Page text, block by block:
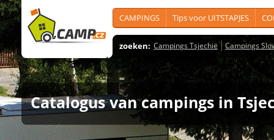
CAMPINGS Tips voor UITSTAPJES
zoeken: Campings Tsjechië Campings
Catalogus van campings in